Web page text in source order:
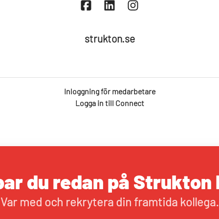
strukton.se
Inloggning för medarbetare
Logga in till Connect
du redan på Strukton
Var med och rekrytera din framtida kollega.